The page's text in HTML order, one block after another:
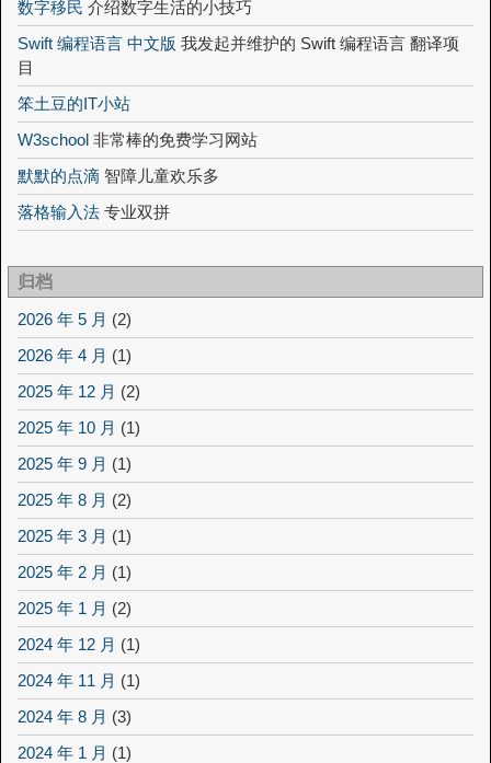
数字移民 介绍数字生活的小技巧
Swift 编程语言 中文版 我发起并维护的 Swift 编程语言 翻译项
目
笨土豆的IT小站
W3school 非常棒的免费学习网站
默默的点滴 智障儿童欢乐多
落格输入法 专业双拼
归档
2026 年 5 月 (2)
2026 年 4 月 (1)
2025 年 12 月 (2)
2025 年 10 月 (1)
2025 年 9 月 (1)
2025 年 8 月 (2)
2025 年 3 月 (1)
2025 年 2 月 (1)
2025 年 1 月 (2)
2024 年 12 月 (1)
2024 年 11 月 (1)
2024 年 8 月 (3)
2024 年 1 月 (1)